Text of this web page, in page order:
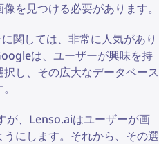
を見つける必要があります。
関しては、非常に人気があり
は、ユーザーが興味を持
し、その広大なデータベース
が、Lenso.aiはユーザーが画
にします。それから、その選